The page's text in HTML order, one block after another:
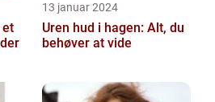
et
13 januar 2024
Uren hud i hagen: Alt, du
behøver at vide